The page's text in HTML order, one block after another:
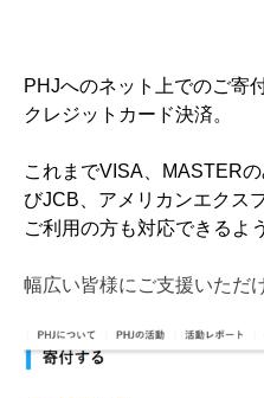
PHJへのネット上でのご寄
クレジットカード決済。
これまでVISA、MASTER
びJCB、アメリカンエクス
ご利用の方も対応できるよ
幅広い皆様にご支援いただ